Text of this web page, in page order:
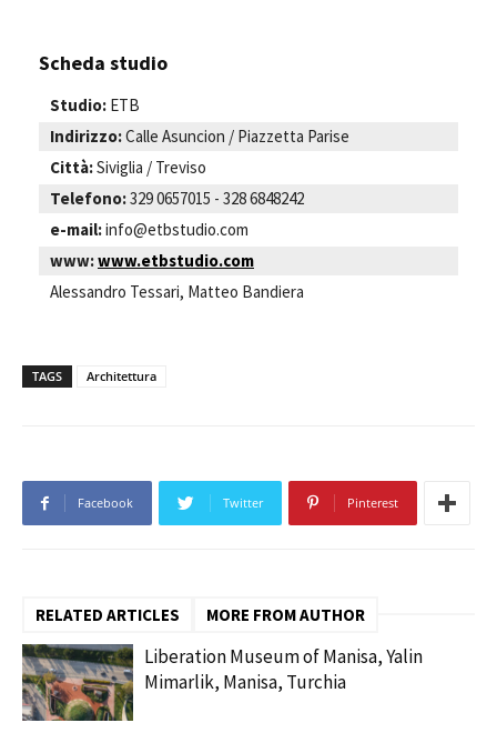
Scheda studio
Studio: ETB
Indirizzo:Calle Asuncion / Piazzetta Parise
Città:Siviglia / Treviso
Telefono:329 0657015 - 328 6848242
e-mail:info@etbstudio.com
www:www.etbstudio.com
Alessandro Tessari, Matteo Bandiera
TAGS Architettura
Facebook Twitter Pinterest
RELATED ARTICLES MORE FROM AUTHOR
Liberation Museum of Manisa, Yalin
Mimarlik, Manisa, Turchia